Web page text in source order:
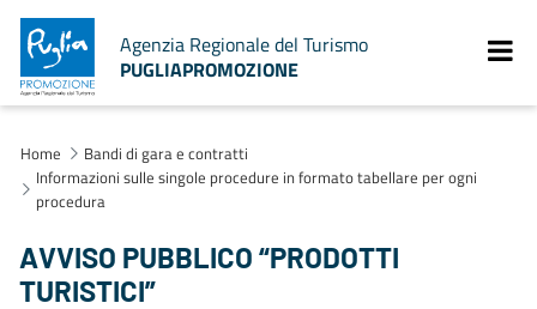
Agenzia Regionale del Turismo
PUGLIAPROMOZIONE
Home
Bandi di gara e contratti
Informazioni sulle singole procedure in formato tabellare per ogni
procedura
AVVISO PUBBLICO “PRODOTTI
TURISTICI”